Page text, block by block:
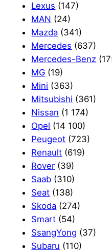
Lexus (147)
MAN (24)
Mazda (341)
Mercedes (637)
Mercedes-Benz
MG (19)
Mini (363)
Mitsubishi (361)
Nissan (1 174)
Opel (14 100)
Peugeot (723)
Renault (619)
Rover (39)
Saab (310)
Seat (138)
Skoda (274)
Smart (54)
SsangYong (37)
Subaru (110)